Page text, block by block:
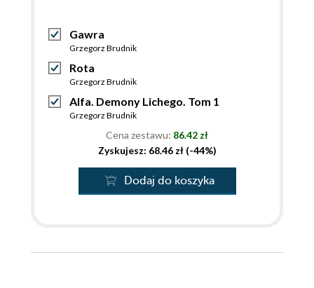
Gawra
Grzegorz Brudnik
Rota
Grzegorz Brudnik
Alfa. Demony Lichego. Tom 1
Grzegorz Brudnik
Cena zestawu: 86.42 zł
Zyskujesz: 68.46 zł (-44%)
Dodaj do koszyka